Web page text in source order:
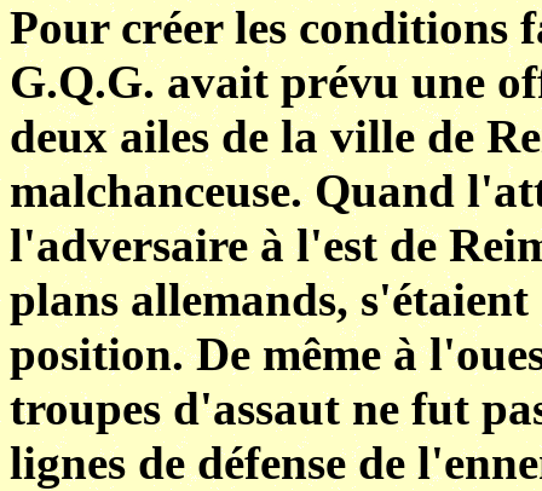
Pour créer les conditions
G.Q.G. avait prévu une
deux ailes de la ville de
malchanceuse. Quand
l'adversaire à l'est de
plans allemands,
position. De même à
troupes d'assaut ne fut
lignes de défense de